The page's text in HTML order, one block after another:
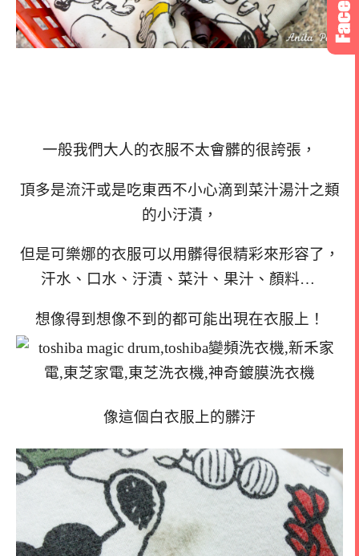
一般我們大人的衣服不太會髒的很誇張，
頂多是流汗或是吃東西不小心滴到菜汁湯汁之類
的小汙漬，
但是可樂娜的衣服可以用髒得很精彩來形容了，
汗水、口水、汙漬、菜汁、果汁、顏料…
想像得到想像不到的都可能出現在衣服上！
像這個白衣服上的髒汙